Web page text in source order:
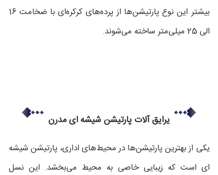
بیشتر این نوع پارتیشن‌ها از پرده‌های کرکره‌ای با ضخامت 16
الی 25 میلی‌متر ساخته می‌شوند.
یرایق آلات پارتیشن شیشه ای مدرن
یکی از بهترین پارتیشن‌ها در محیط‌های اداری، پارتیشن شیشه
ای است که زیبایی خاصی به محیط می‌بخشد. این نسل